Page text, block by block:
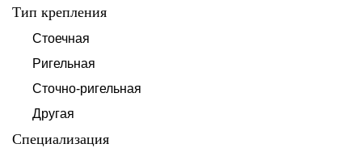
Тип крепления
Стоечная
Ригельная
Сточно-ригельная
Другая
Специализация